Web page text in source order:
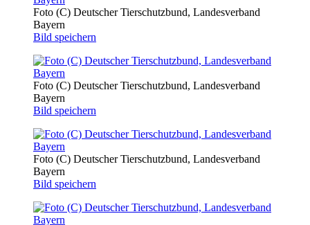
Foto (C) Deutscher Tierschutzbund, Landesverband
Bayern
Bild speichern
Foto (C) Deutscher Tierschutzbund, Landesverband
Bayern
Bild speichern
Foto (C) Deutscher Tierschutzbund, Landesverband
Bayern
Bild speichern